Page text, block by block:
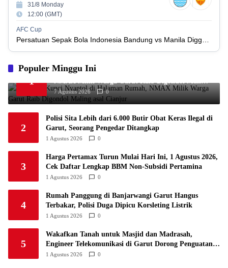
1
2
17
3
1
4
1
6
Persis Solo 34 8 10 16 34
1
7
Semen Padang FC
Persatuan Sepak Bola Biak Sekitarnya 34 4
31/8 Monday
12:00 (GMT)
AFC Cup
Populer Minggu Ini
1
Ditinggal Kunci Nyantol di Halaman Rumah,
NMAX Milik Warga Garut Raib Digondol Maling
asal Cianjur
7 Agustus 2026 0
2
Polisi Sita Lebih dari 6.000 Butir Obat Keras Ilegal di
Garut, Seorang Pengedar Ditangkap
1 Agustus 2026 0
3
Harga Pertamax Turun Mulai Hari Ini, 1 Agustus 2026,
Cek Daftar Lengkap BBM Non-Subsidi Pertamina
1 Agustus 2026 0
4
Rumah Panggung di Banjarwangi Garut Hangus
Terbakar, Polisi Duga Dipicu Korsleting Listrik
1 Agustus 2026 0
5
Wakafkan Tanah untuk Masjid dan Madrasah,
Engineer Telekomunikasi di Garut Dorong Penguatan
Pendidikan Keagamaan
1 Agustus 2026 0